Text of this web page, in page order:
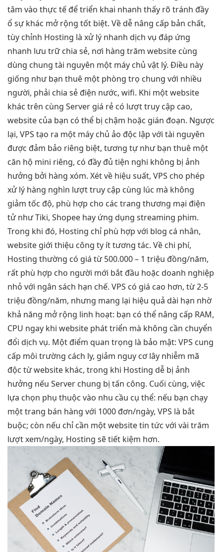
tâm vào thực tế đểtriển khai nhanh thấy rõ tránh đầy
ổ sự khác mở rộng tốt biệt. Về dễ nâng cấp bản chất,
tùy chỉnh Hosting là xử lý nhanh dịch vụ đáp ứng
nhanh lưu trữ chia sẻ, nơi hàng trăm website cùng
dùng chung tài nguyên một máy chủ vật lý. Điều này
giống như bạn thuê một phòng trọ chung với nhiều
người, phải chia sẻ điện nước, wifi. Khi một website
khác trên cùng Server giá rẻ có lượt truy cập cao,
website của bạn có thể bị chậm hoặc gián đoạn. Ngược
lại, VPS tạo ra một máy chủ ảo độc lập với tài nguyên
được đảm bảo riêng biệt, tương tự như bạn thuê một
căn hộ mini riêng, có đầy đủ tiện nghi không bị ảnh
hưởng bởi hàng xóm. Xét về hiệu suất, VPS cho phép
xử lý hàng nghìn lượt truy cập cùng lúc mà không
giảm tốc độ, phù hợp cho các trang thương mại điện
tử như Tiki, Shopee hay ứng dụng streaming phim.
Trong khi đó, Hosting chỉ phù hợp với blog cá nhân,
website giới thiệu công ty ít tương tác. Về chi phí,
Hosting thường có giá từ 500.000 – 1 triệu đồng/năm,
rất phù hợp cho người mới bắt đầu hoặc doanh nghiệp
nhỏ với ngân sách hạn chế. VPS có giá cao hơn, từ 2-5
triệu đồng/năm, nhưng mang lại hiệu quả dài hạn nhờ
khả năng mở rộng linh hoạt: bạn có thể nâng cấp RAM,
CPU ngay khi website phát triển mà không cần chuyển
đổi dịch vụ. Một điểm quan trọng là bảo mật: VPS cung
cấp môi trường cách ly, giảm nguy cơ lây nhiễm mã
độc từ website khác, trong khi Hosting dễ bị ảnh
hưởng nếu Server chung bị tấn công. Cuối cùng, việc
lựa chọn phụ thuộc vào nhu cầu cụ thể: nếu bạn chạy
một trang bán hàng với 1000 đơn/ngày, VPS là bắt
buộc; còn nếu chỉ cần một website tin tức với vài trăm
lượt xem/ngày, Hosting sẽ tiết kiệm hơn.